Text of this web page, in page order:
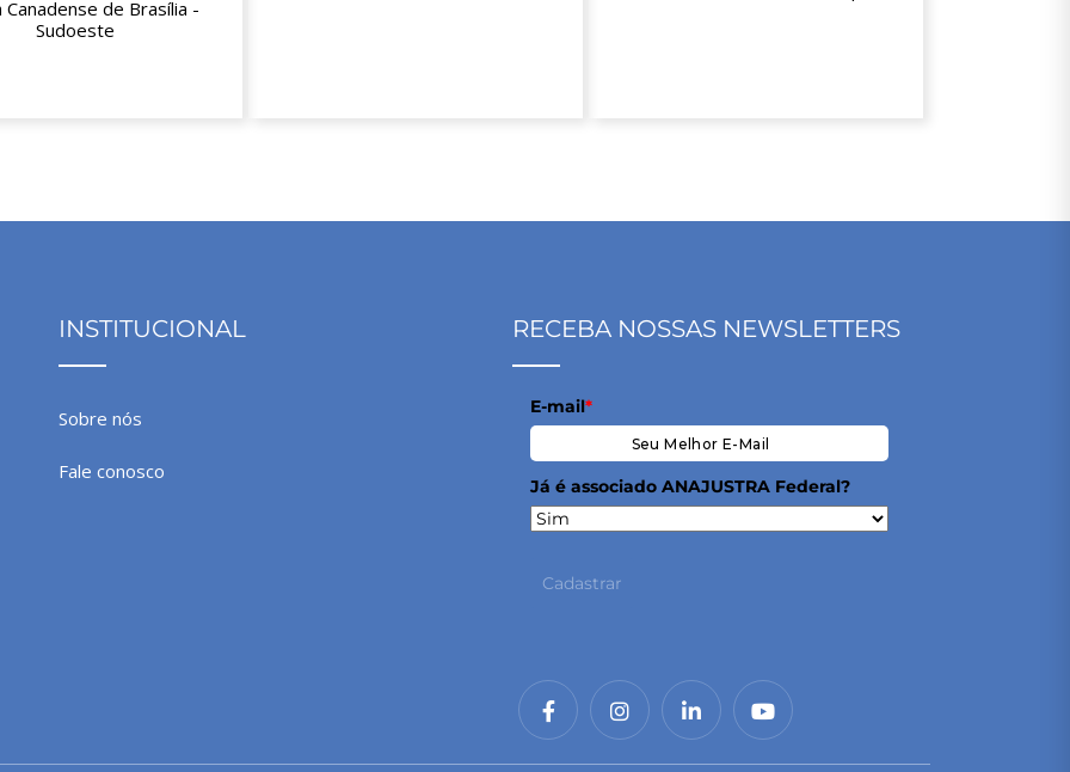
Canadense de Brasília -
Sudoeste
INSTITUCIONAL
Sobre nós
Fale conosco
RECEBA NOSSAS NEWSLETTERS
E-mail*
Já é associado ANAJUSTRA Federal?
Cadastrar